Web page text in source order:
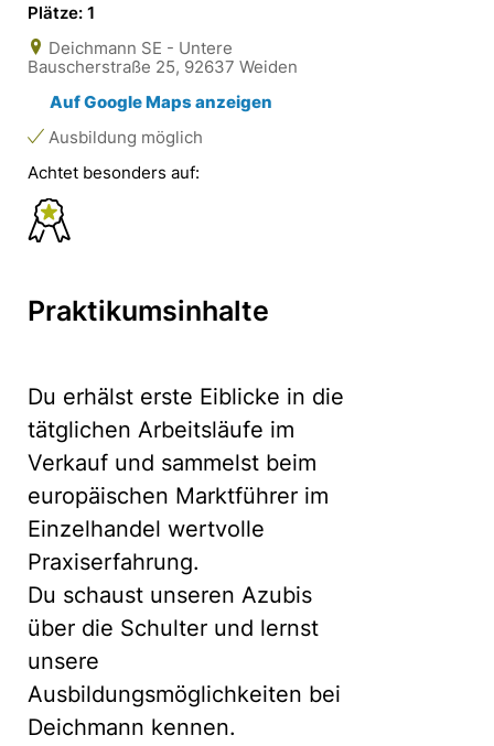
Plätze: 1
Deichmann SE - Untere
Bauscherstraße 25, 92637 Weiden
Auf Google Maps anzeigen
Ausbildung möglich
Achtet besonders auf:
Praktikumsinhalte
Du erhälst erste Eiblicke in die
tätglichen Arbeitsläufe im
Verkauf und sammelst beim
europäischen Marktführer im
Einzelhandel wertvolle
Praxiserfahrung.
Du schaust unseren Azubis
über die Schulter und lernst
unsere
Ausbildungsmöglichkeiten bei
Deichmann kennen.